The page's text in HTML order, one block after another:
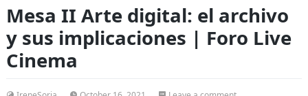
Mesa II Arte digital: el archivo
y sus implicaciones | Foro Live
Cinema